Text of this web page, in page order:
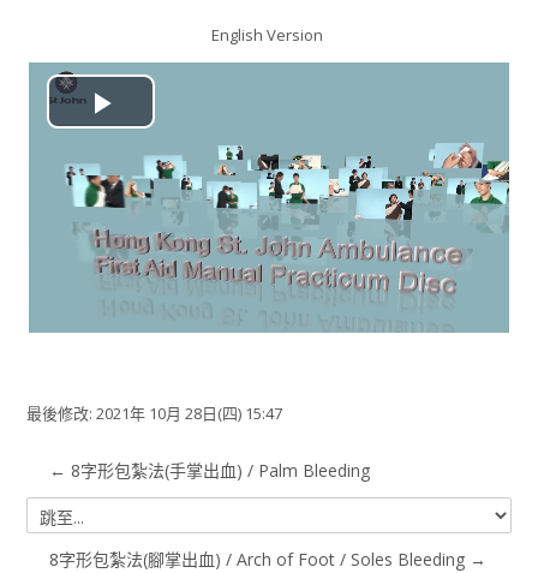
English Version
播
放
视
频
最後修改: 2021年 10月 28日(四) 15:47
← 8字形包紮法(手掌出血) / Palm Bleeding
跳
至...8字形包紮法(腳掌出血) / Arch of Foot / Soles Bleeding →